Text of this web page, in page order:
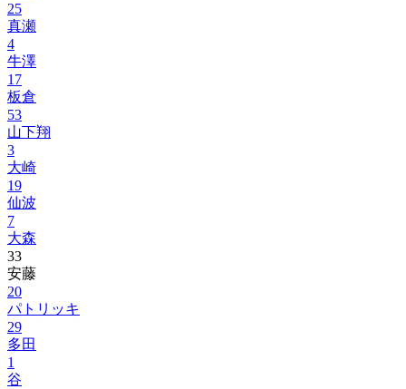
25
真瀬
4
牛澤
17
板倉
53
山下翔
3
大崎
19
仙波
7
大森
33
安藤
20
パトリッキ
29
多田
1
谷